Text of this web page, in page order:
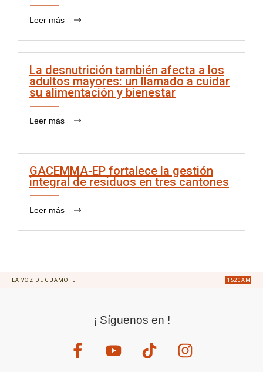
Leer más
La desnutrición también afecta a los
adultos mayores: un llamado a cuidar
su alimentación y bienestar
Leer más
GACEMMA-EP fortalece la gestión
integral de residuos en tres cantones
Leer más
LA VOZ DE GUAMOTE 1520AM
¡ Síguenos en !